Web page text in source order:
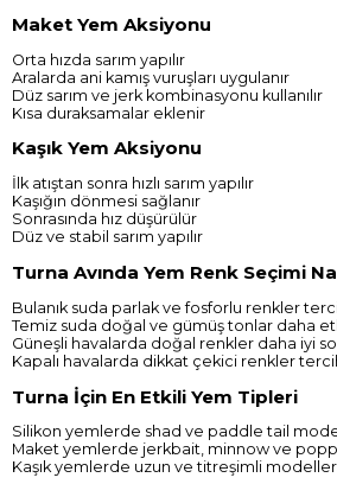
Maket Yem Aksiyonu
Orta hızda sarım yapılır
Aralarda ani kamış vuruşları uygulanır
Düz sarım ve jerk kombinasyonu kullanılır
Kısa duraksamalar eklenir
Kaşık Yem Aksiyonu
İlk atıştan sonra hızlı sarım yapılır
Kaşığın dönmesi sağlanır
Sonrasında hız düşürülür
Düz ve stabil sarım yapılır
Turna Avında Yem Renk Seçimi
Bulanık suda parlak ve fosforlu renkler
Temiz suda doğal ve gümüş tonlar daha
Güneşli havalarda doğal renkler daha iyi
Kapalı havalarda dikkat çekici renkler
Turna İçin En Etkili Yem Tipleri
Silikon yemlerde shad ve paddle tail
Maket yemlerde jerkbait, minnow ve
Kaşık yemlerde uzun ve titreşimli modeller